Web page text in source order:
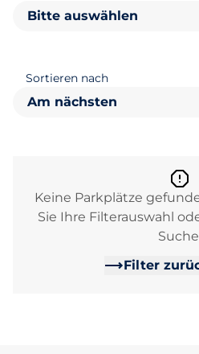
Bitte auswählen
Sortieren nach
Am nächsten
Keine Parkplätze
Sie Ihre Filterauswahl
Filter